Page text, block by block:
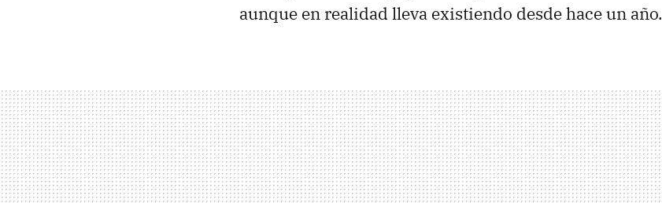
aunque en realidad lleva existiendo desde hace un año.